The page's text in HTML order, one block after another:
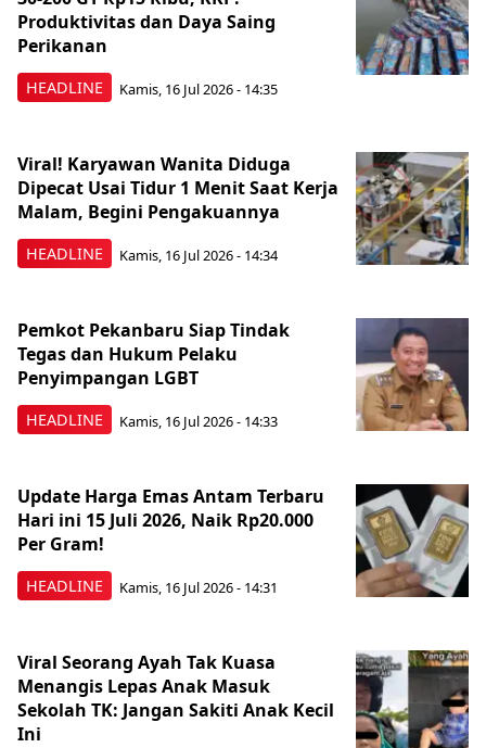
HEADLINE
Produktivitas dan Daya Saing
Perikanan
Kamis, 16 Jul 2026 - 14:35
HEADLINE
Viral! Karyawan Wanita Diduga
Dipecat Usai Tidur 1 Menit Saat Kerja
Malam, Begini Pengakuannya
Kamis, 16 Jul 2026 - 14:34
HEADLINE
Pemkot Pekanbaru Siap Tindak
Tegas dan Hukum Pelaku
Penyimpangan LGBT
Kamis, 16 Jul 2026 - 14:33
HEADLINE
Update Harga Emas Antam Terbaru
Hari ini 15 Juli 2026, Naik Rp20.000
Per Gram!
Kamis, 16 Jul 2026 - 14:31
Viral Seorang Ayah Tak Kuasa
Menangis Lepas Anak Masuk
Sekolah TK: Jangan Sakiti Anak Kecil
Ini